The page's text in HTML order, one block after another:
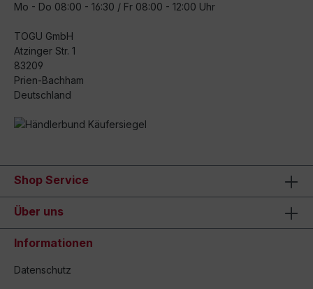
Mo - Do 08:00 - 16:30 / Fr 08:00 - 12:00 Uhr
TOGU GmbH
Atzinger Str. 1
83209
Prien-Bachham
Deutschland
Shop Service
Über uns
Informationen
Datenschutz